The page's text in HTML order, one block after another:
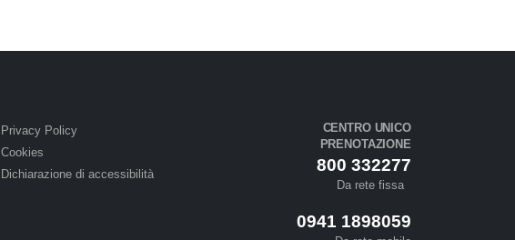
Privacy Policy
Cookies
Dichiarazione di accessibilità
CENTRO UNICO
PRENOTAZIONE
800 332277
Da rete fissa
0941 1898059